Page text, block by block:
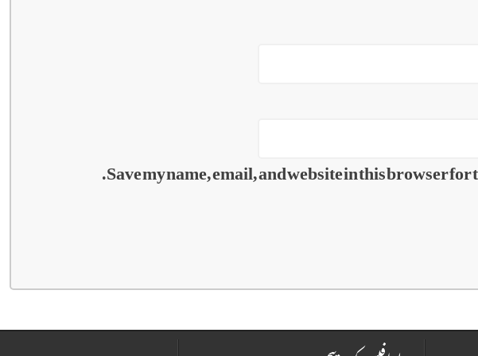
Save my name, email, and website in this browser for